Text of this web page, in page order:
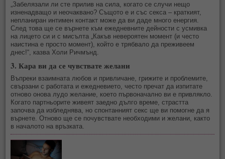
„Забелязали ли сте прилив на сила, когато се случи нещо
изненадващо и неочаквано? Същото е и със секса – краткият,
непланиран интимен контакт може да ви даде много енергия.
След това ще се върнете към ежедневните дейности с усмивка
на лицето си и с мисълта „Какъв невероятен момент (и често
наистина е просто момент), който е трябвало да преживеем
днес!“, казва Холи Ричмънд.
3. Кара ви да се чувствате желани
Въпреки взаимната любов и привличане, грижите и проблемите,
свързани с работата и ежедневието, често пречат да изпитате
отново онова лудо желание, което първоначално ви е привлякло.
Когато партньорите живеят заедно дълго време, страстта
започва да избледнява, но спонтанният секс ще ви помогне да я
върнете. Отново ще се почувствате необходими и желани, както
в началото на връзката.